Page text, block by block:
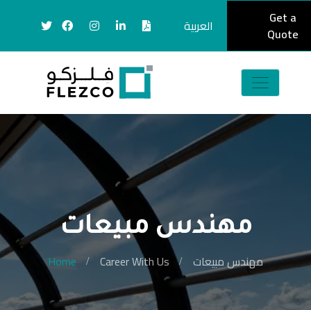
العربية
Get a
Quote
مهندس مبيعات
Home Career With Us مهندس مبيعات